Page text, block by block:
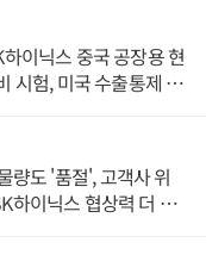
이닉스 중국 공장용 현
시험, 미국 수출통제 대
량도 '품절', 고객사 위
하이닉스 협상력 더 키